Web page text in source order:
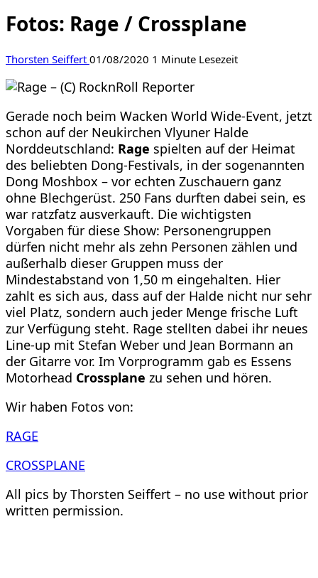
Fotos: Rage / Crossplane
Thorsten Seiffert 01/08/2020 1 Minute Lesezeit
Gerade noch beim Wacken World Wide-Event, jetzt
schon auf der Neukirchen Vlyuner Halde
Norddeutschland: Rage spielten auf der Heimat
des beliebten Dong-Festivals, in der sogenannten
Dong Moshbox – vor echten Zuschauern ganz
ohne Blechgerüst. 250 Fans durften dabei sein, es
war ratzfatz ausverkauft. Die wichtigsten
Vorgaben für diese Show: Personengruppen
dürfen nicht mehr als zehn Personen zählen und
außerhalb dieser Gruppen muss der
Mindestabstand von 1,50 m eingehalten. Hier
zahlt es sich aus, dass auf der Halde nicht nur sehr
viel Platz, sondern auch jeder Menge frische Luft
zur Verfügung steht. Rage stellten dabei ihr neues
Line-up mit Stefan Weber und Jean Bormann an
der Gitarre vor. Im Vorprogramm gab es Essens
Motorhead Crossplane zu sehen und hören.
Wir haben Fotos von:
RAGE
CROSSPLANE
All pics by Thorsten Seiffert – no use without prior
written permission.